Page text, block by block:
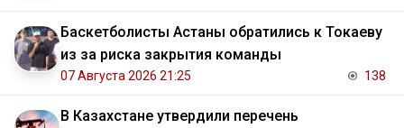
Баскетболисты Астаны обратились к Токаеву
из за риска закрытия команды
07 Августа 2026 21:25 138
В Казахстане утвердили перечень